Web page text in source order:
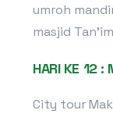
umroh
masjid
HARI KE 12 :
City tour